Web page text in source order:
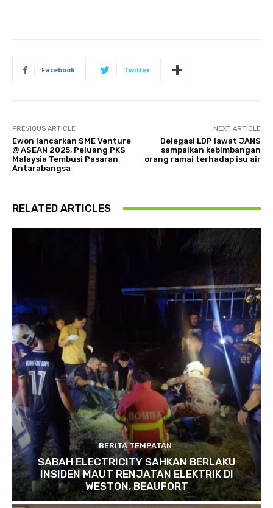
Facebook Twitter
PREVIOUS ARTICLE
Ewon lancarkan SME Venture
@ ASEAN 2025, Peluang PKS
Malaysia Tembusi Pasaran
Antarabangsa
NEXT ARTICLE
Delegasi LDP lawat JANS
sampaikan kebimbangan
orang ramai terhadap isu air
RELATED ARTICLES
BERITA TEMPATAN
SABAH ELECTRICITY SAHKAN BERLAKU
INSIDEN MAUT RENJATAN ELEKTRIK DI
WESTON, BEAUFORT